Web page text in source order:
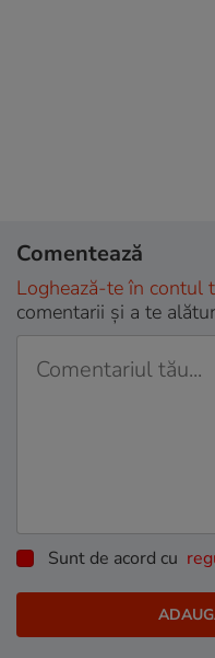
Comentează
Loghează-te în contul
comentarii și a te
Sunt de acord cu